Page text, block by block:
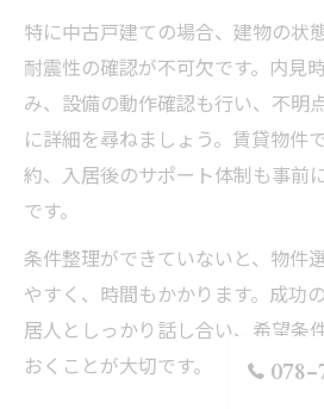
特に中古戸建ての場合、建物の状
耐震性の確認が不可欠です。内見
み、設備の動作確認も行い、不明
に詳細を尋ねましょう。賃貸物件
約、入居後のサポート体制も事前
です。
条件整理ができていないと、物件
やすく、時間もかかります。成功
居人としっかり話し合い、希望条
おくことが大切です。
078-